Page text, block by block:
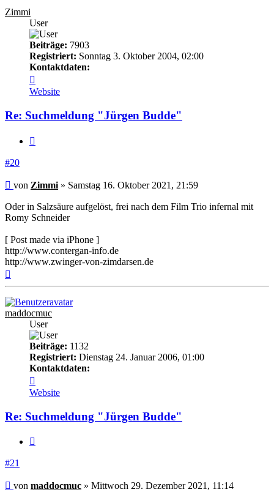
Zimmi
User
Beiträge: 7903
Registriert: Sonntag 3. Oktober 2004, 02:00
Kontaktdaten:
von
Zimmi
Website
Re: Suchmeldung "Jürgen Budde"
#20
Beitrag
von Zimmi » Samstag 16. Oktober 2021, 21:59
Oder in Salzsäure aufgelöst, frei nach dem Film Trio infernal mit
Romy Schneider
[ Post made via iPhone ]
http://www.contergan-info.de
http://www.zwinger-von-zimdarsen.de
maddocmuc
User
Beiträge: 1132
Registriert: Dienstag 24. Januar 2006, 01:00
Kontaktdaten:
von
maddocmuc
Website
Re: Suchmeldung "Jürgen Budde"
#21
Beitrag
von maddocmuc » Mittwoch 29. Dezember 2021, 11:14